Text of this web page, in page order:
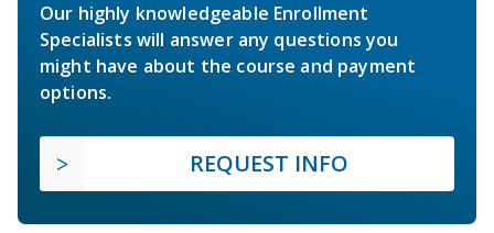
Our highly knowledgeable Enrollment
Specialists will answer any questions you
might have about the course and payment
options.
REQUEST INFO